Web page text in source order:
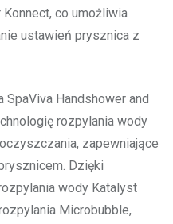
co umożliwia
ustawień prysznica z
SpaViva Handshower and
rozpylania wody
zapewniające
Dzięki
wody Katalyst
Microbubble,